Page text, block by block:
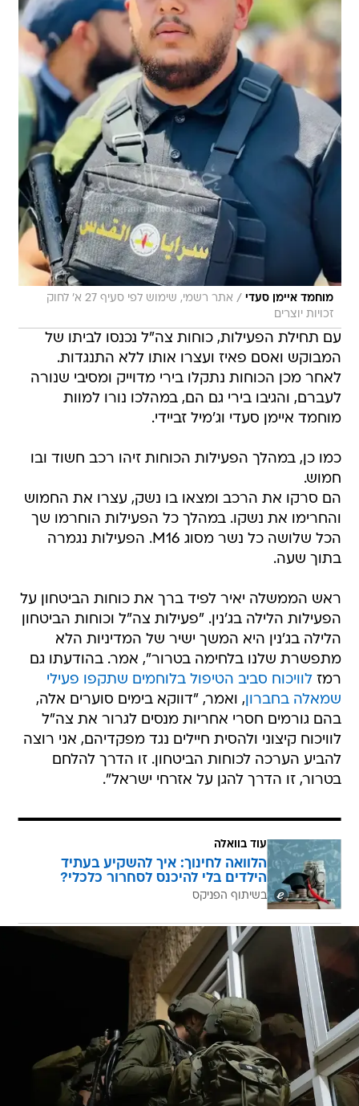
מוחמד איימן סעדי /
אתר רשמי, שימוש לפי סעיף 27 א' לחוק
זכויות יוצרים
עם תחילת הפעילות, כוחות צה"ל נכנסו לביתו של
המבוקש ואסם פאיז ועצרו אותו ללא התנגדות.
לאחר מכן הכוחות נתקלו בירי מדוייק ומסיבי שנורה
לעברם, והגיבו בירי גם הם, במהלכו נורו למוות
מוחמד איימן סעדי וג'מיל זביידי.
כמו כן, במהלך הפעילות הכוחות זיהו רכב חשוד ובו
חמוש.
הם סרקו את הרכב ומצאו בו נשק, עצרו את החמוש
והחרימו את נשקו. במהלך כל הפעילות הוחרמו שך
הכל שלושה כל נשר מסוג M16. הפעילות נגמרה
בתוך שעה.
ראש הממשלה יאיר לפיד ברך את כוחות הביטחון על
הפעילות הלילה בג'נין. "פעילות צה"ל וכוחות הביטחון
הלילה בג'נין היא המשך ישיר של המדיניות הלא
מתפשרת שלנו בלחימה בטרור", אמר. בהודעתו גם
רמזלוויכוח סביב הטיפול בלוחמים שתקפו פעילי
שמאלה בחברון , ואמר, "דווקא בימים סוערים אלה,
בהם גורמים חסרי אחריות מנסים לגרור את צה"ל
לוויכוח קיצוני ולהסית חיילים נגד מפקדיהם, אני רוצה
להביע הערכה לכוחות הביטחון. זו הדרך להלחם
בטרור, זו הדרך להגן על אזרחי ישראל".
עוד בוואלה
הלוואה לחינוך: איך להשקיע בעתיד
הילדים בלי להיכנס לסחרור כלכלי?
בשיתוף הפניקס